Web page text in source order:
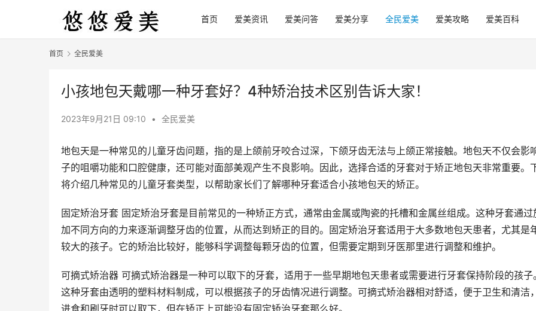
首页 爱美资讯 爱美问答 爱美分享 全民爱美 爱美攻略 爱美百科
首页 全民爱美
小孩地包天戴哪一种牙套好？4种矫治技术区别告诉大家！
2023年9月21日 09:10 • 全民爱美
地包天是一种常见的儿童牙齿问题，指的是上颌前牙咬合过深，下颌牙齿无法与上颌正常接触。地包天不仅会影
子的咀嚼功能和口腔健康，还可能对面部美观产生不良影响。因此，选择合适的牙套对于矫正地包天非常重要。
将介绍几种常见的儿童牙套类型，以帮助家长们了解哪种牙套适合小孩地包天的矫正。
固定矫治牙套 固定矫治牙套是目前常见的一种矫正方式，通常由金属或陶瓷的托槽和金属丝组成。这种牙套通过
加不同方向的力来逐渐调整牙齿的位置，从而达到矫正的目的。固定矫治牙套适用于大多数地包天患者，尤其是
较大的孩子。它的矫治比较好，能够科学调整每颗牙齿的位置，但需要定期到牙医那里进行调整和维护。
可摘式矫治器 可摘式矫治器是一种可以取下的牙套，适用于一些早期地包天患者或需要进行牙套保持阶段的孩子
这种牙套由透明的塑料材料制成，可以根据孩子的牙齿情况进行调整。可摘式矫治器相对舒适，便于卫生和清洁